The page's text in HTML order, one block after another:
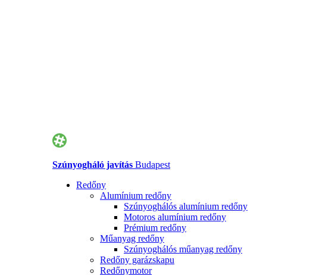
Szúnyogháló javítás Budapest
Redőny
Alumínium redőny
Szúnyoghálós alumínium redőny
Motoros alumínium redőny
Prémium redőny
Műanyag redőny
Szúnyoghálós műanyag redőny
Redőny garázskapu
Redőnymotor